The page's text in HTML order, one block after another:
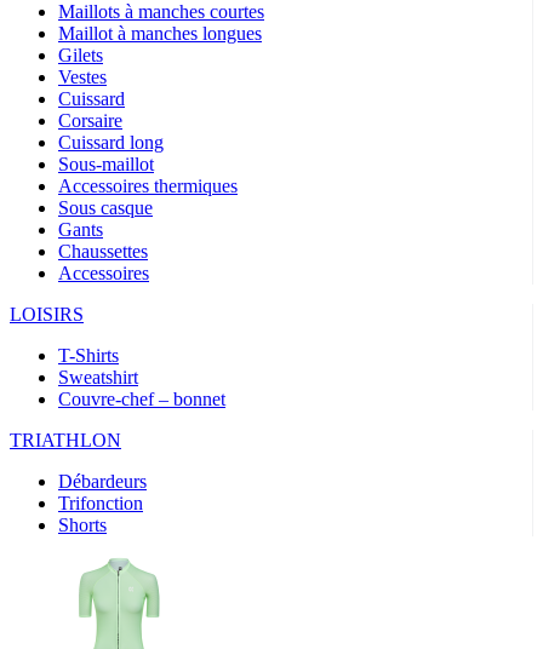
Maillots à manches courtes
Maillot à manches longues
Gilets
Vestes
Cuissard
Corsaire
Cuissard long
Sous-maillot
Accessoires thermiques
Sous casque
Gants
Chaussettes
Accessoires
LOISIRS
T-Shirts
Sweatshirt
Couvre-chef – bonnet
TRIATHLON
Débardeurs
Trifonction
Shorts